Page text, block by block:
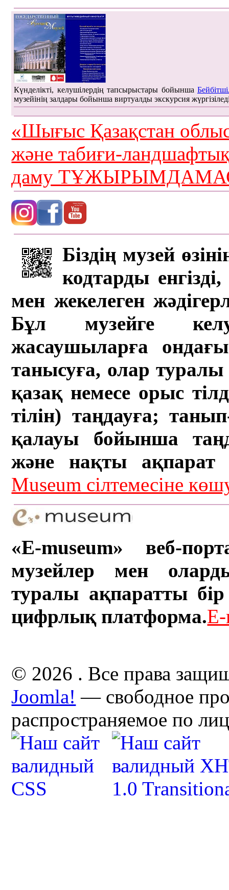
Күнделікті, келушілердің тапсырыстары бойынша
музейінің залдары бойынша виртуалды экскурсия
«Шығыс Қазақстан
және табиғи-
даму
Біздің музей
кодтарды
мен жекелеген
Бұл музейге
жасаушыларға
танысуға, олар туралы
қазақ немесе орыс
тілін) таңдауға;
қалауы бойынша
және нақты ақпарат
Museum сілтемесіне
«E-museum» веб-
музейлер мен
туралы ақпаратты бір
цифрлық платформа.
© 2026 . Все права
Joomla! — свободное
распространяемое по